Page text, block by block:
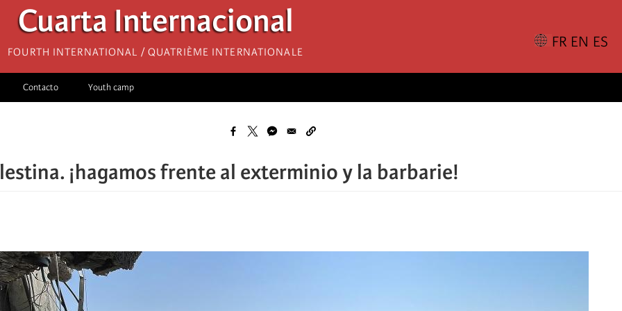
Cuarta Internacional
Fourth International / Quatrième internationale
Contacto Youth camp
¡hagamos frente al exterminio y la barbarie!